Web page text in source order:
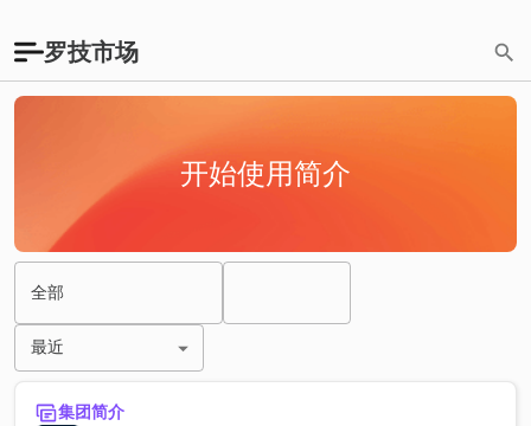
罗技市场
开始使用简介
全部
最近
集团简介